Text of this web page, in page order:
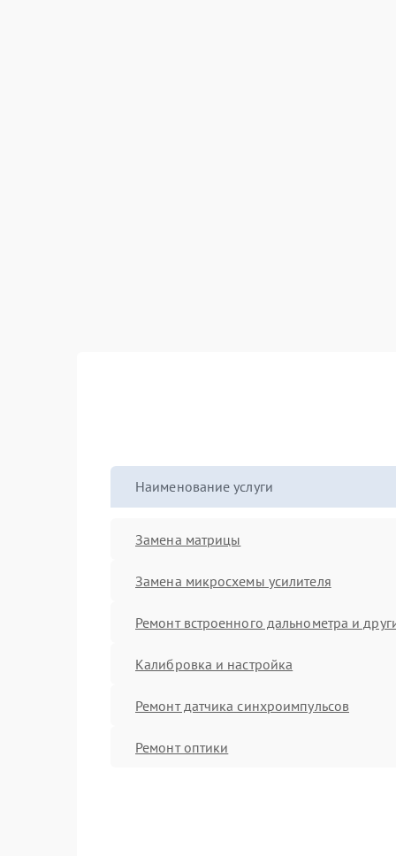
Наименование услуги
Замена матрицы
Замена микросхемы усилителя
Ремонт встроенного дальнометра и
Калибровка и настройка
Ремонт датчика синхроимпульсов
Ремонт оптики